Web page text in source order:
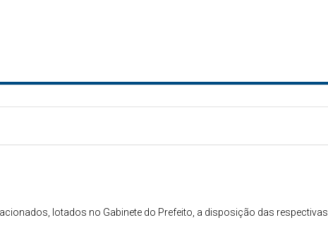
lotados no Gabinete do Prefeito, a disposição das respectivas